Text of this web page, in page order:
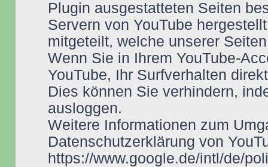
Plugin ausgestatteten Seiten
Servern von YouTube
mitgeteilt, welche unserer
Wenn Sie in Ihrem YouTube-
YouTube, Ihr Surfverhalten
Dies können Sie verhindern,
ausloggen.
Weitere Informationen zum
Datenschutzerklärung von
https://www.google.de/intl/de/